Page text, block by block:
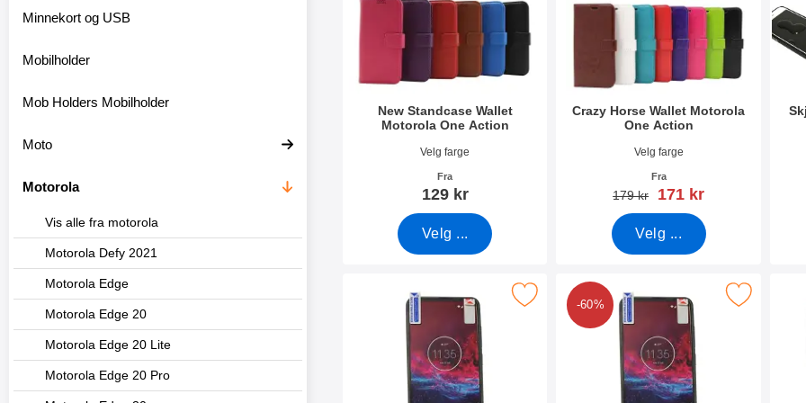
Minnekort og USB
Mobilholder
Mob Holders Mobilholder
Moto
Motorola
Vis alle fra motorola
Motorola Defy 2021
Motorola Edge
Motorola Edge 20
Motorola Edge 20 Lite
Motorola Edge 20 Pro
New Standcase Wallet
Motorola One Action
Varenummer 33114
Velg farge
Fra
129 kr
Velg ...
Crazy Horse Wallet Motorola
One Action
Varenummer 33112
Velg farge
Fra
gammel pris
179 kr ny pris
171 kr
Velg ...
Merk skjermbeskyttelse Motorola One Action som favoritt
-60%
Merk 6-pakning Skjermbeskyttelse